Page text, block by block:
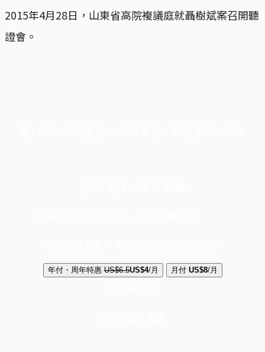
2015年4月28日，山東省高院複議庭就聶樹斌案召開聽
證會。
年付・周年特惠 US$6.5US$4/月 月付 US$8/月